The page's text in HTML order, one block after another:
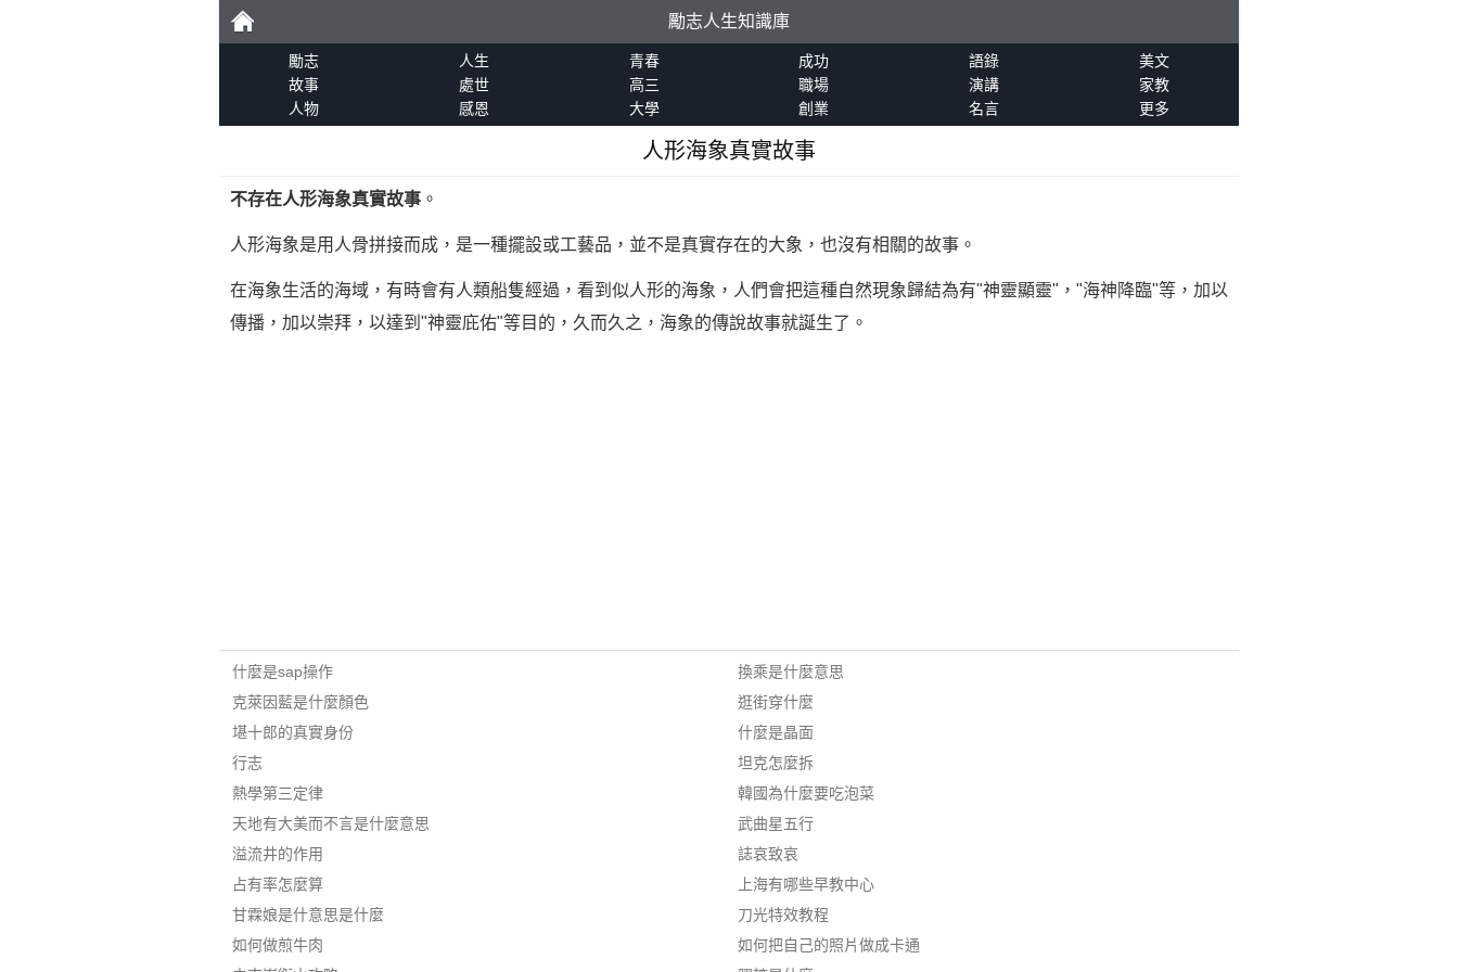
勵
勵志人生知識庫
勵志 人生 青春 成功 語錄
美文
故事
處世 高三 職場 演講
家教
人物
感恩 大學 創業 名言 更多
人形海象真實故事
不存在人形海象真實故事。
人形海象是用人骨拼接而成，是一種擺設或工藝品，並不是真實存在的大象，也沒有相關的故事。
在海象生活的海域，有時會有人類船隻經過，看到似人形的海象，人們會把這種自然現象歸結為有"神靈顯靈"，"海神降臨"等，加以
傳播，加以崇拜，以達到"神靈庇佑"等目的，久而久之，海象的傳說故事就誕生了。
什麼是sap操作
克萊因藍是什麼顏色
堪十郎的真實身份
行志
熱學第三定律
天地有大美而不言是什麼意思
溢流井的作用
占有率怎麼算
甘霖娘是什意思是什麼
如何做煎牛肉
換乘是什麼意思
逛街穿什麼
什麼是晶面
坦克怎麼拆
韓國為什麼要吃泡菜
武曲星五行
誌哀致哀
上海有哪些早教中心
刀光特效教程
如何把自己的照片做成卡通